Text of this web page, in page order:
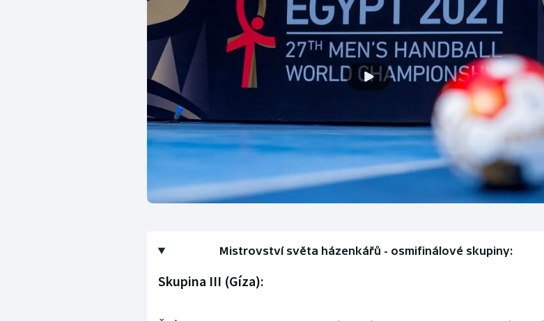
Mistrovství světa házenkářů - osmifinálové skupiny:
Skupina III (Gíza):